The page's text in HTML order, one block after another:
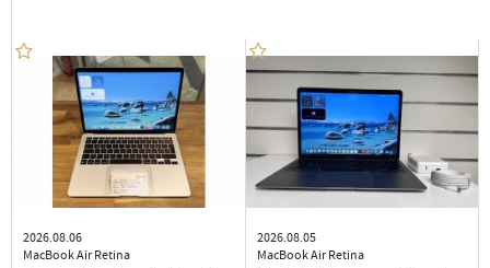
2026.08.06
MacBook Air Retina
2026.08.05
MacBook Air Retina